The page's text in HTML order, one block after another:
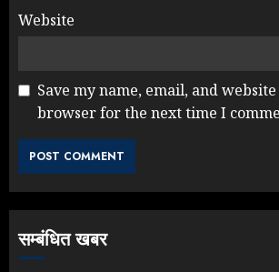
Website
Save my name, email, and
browser for the next time I
सम्बंधित खबर